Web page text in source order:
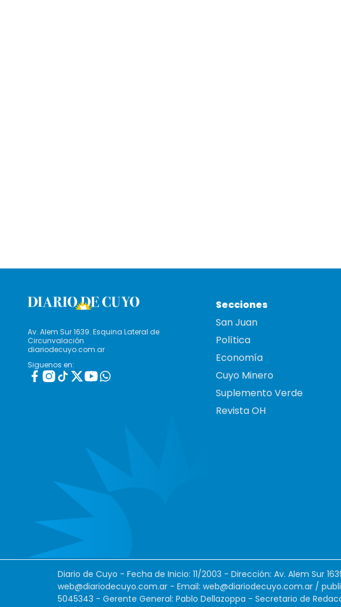
Av. Alem Sur 1639. Esquina Lateral de
Circunvalación
diariodecuyo.com.ar
Siguenos en:
Secciones
San Juan
Política
Economía
Cuyo Minero
Suplemento Verde
Revista OH
Diario de Cuyo - Fecha de Inicio: 11/2003 - Dirección: Av. Alem Sur
web@diariodecuyo.com.ar - Email: web@diariodecuyo.com.ar /
5045343 - Gerente General: Pablo Dellazoppa - Secretario de